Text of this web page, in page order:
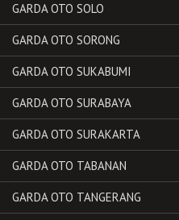
GARDA OTO SOLO
GARDA OTO SORONG
GARDA OTO SUKABUMI
GARDA OTO SURABAYA
GARDA OTO SURAKARTA
GARDA OTO TABANAN
GARDA OTO TANGERANG